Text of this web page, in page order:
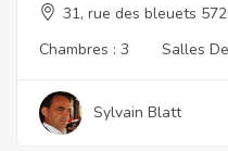
31, rue des bleuets
Chambres : 3 Salles
Sylvain Blatt